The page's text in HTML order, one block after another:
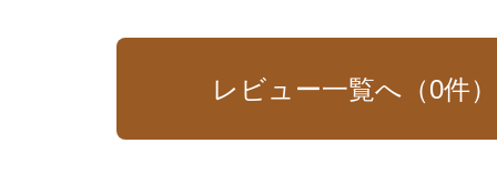
レビュー一覧へ（0件）